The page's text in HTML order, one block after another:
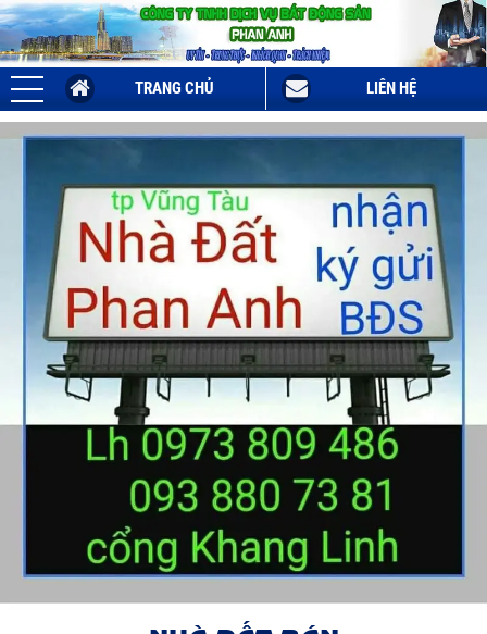
TRANG CHỦ LIÊN HỆ